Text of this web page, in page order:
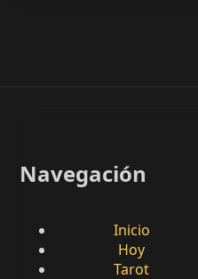
Navegación
Inicio
Hoy
Tarot